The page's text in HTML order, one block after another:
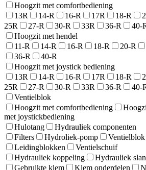
Hoogzit met comfortbediening
13R
14-R 16-R 17R 18-R
25R
27-R 30-R 33R 36-R
40-
Hoogzit met hendel
11-R
14-R 16-R 18-R 20-R
36-R
40-R
Hoogzit met joystick bediening
13R
14-R 16-R 17R 18-R
25R
27-R 30-R 33R 36-R
40-
Ventielblok
Hoogzit met comfortbediening
met joystickbediening
Hulotang
Hydrauliek componenten
Filters
Hydroliek-pomp
Ventielblok
Leidingblokken
Ventielschuif
Hydrauliek koppeling
Hydrauliek
Gebruikte klem
Klem onderdelen